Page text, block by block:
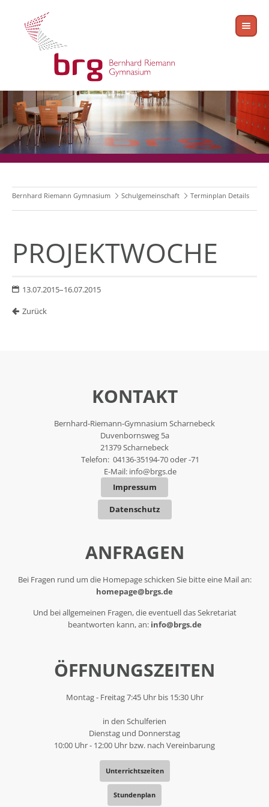
Bernhard Riemann Gymnasium Schulgemeinschaft Terminplan Details
PROJEKTWOCHE
13.07.2015–16.07.2015
Zurück
KONTAKT
Bernhard-Riemann-Gymnasium Scharnebeck
Duvenbornsweg 5a
21379 Scharnebeck
Telefon: 04136-35194-70 oder -71
E-Mail: info@brgs.de
Impressum
Datenschutz
ANFRAGEN
Bei Fragen rund um die Homepage schicken Sie bitte eine Mail an:
homepage@brgs.de
Und bei allgemeinen Fragen, die eventuell das Sekretariat
beantworten kann, an: info@brgs.de
ÖFFNUNGSZEITEN
Montag - Freitag 7:45 Uhr bis 15:30 Uhr
in den Schulferien
Dienstag und Donnerstag
10:00 Uhr - 12:00 Uhr bzw. nach Vereinbarung
Unterrichtszeiten
Stundenplan